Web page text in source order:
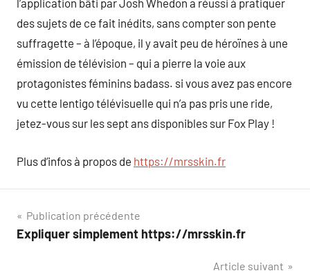
l’application bâti par Josh Whedon a réussi à pratiquer
des sujets de ce fait inédits, sans compter son pente
suffragette – à l’époque, il y avait peu de héroïnes à une
émission de télévision – qui a pierre la voie aux
protagonistes féminins badass. si vous avez pas encore
vu cette lentigo télévisuelle qui n’a pas pris une ride,
jetez-vous sur les sept ans disponibles sur Fox Play !
Plus d’infos à propos de https://mrsskin.fr
Navigation
de
Publication précédente
Expliquer simplement https://mrsskin.fr
Article suivant